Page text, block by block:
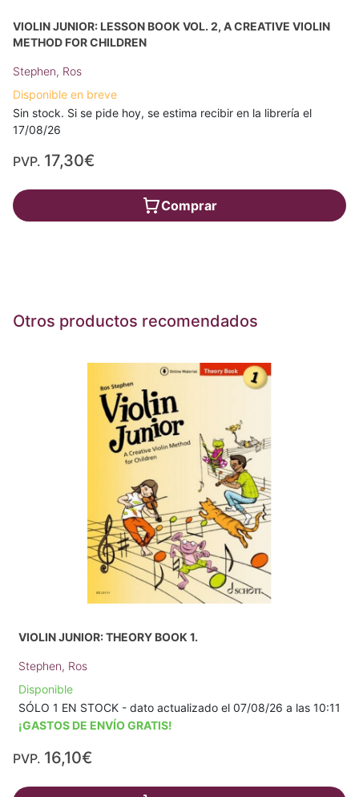
VIOLIN JUNIOR: LESSON BOOK VOL. 2, A CREATIVE VIOLIN
METHOD FOR CHILDREN
Stephen, Ros
Disponible en breve
Sin stock. Si se pide hoy, se estima recibir en la librería el
17/08/26
PVP. 17,30€
Comprar
Otros productos recomendados
VIOLIN JUNIOR: THEORY BOOK 1.
Stephen, Ros
Disponible
SÓLO 1 EN STOCK - dato actualizado el 07/08/26 a las 10:11
¡GASTOS DE ENVÍO GRATIS!
PVP. 16,10€